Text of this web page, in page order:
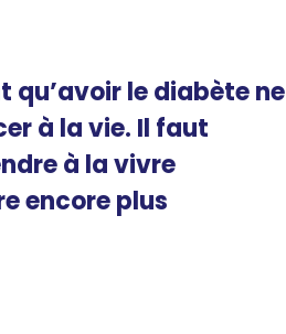
qu’avoir le diabète ne
à la vie. Il faut
à la vivre
encore plus